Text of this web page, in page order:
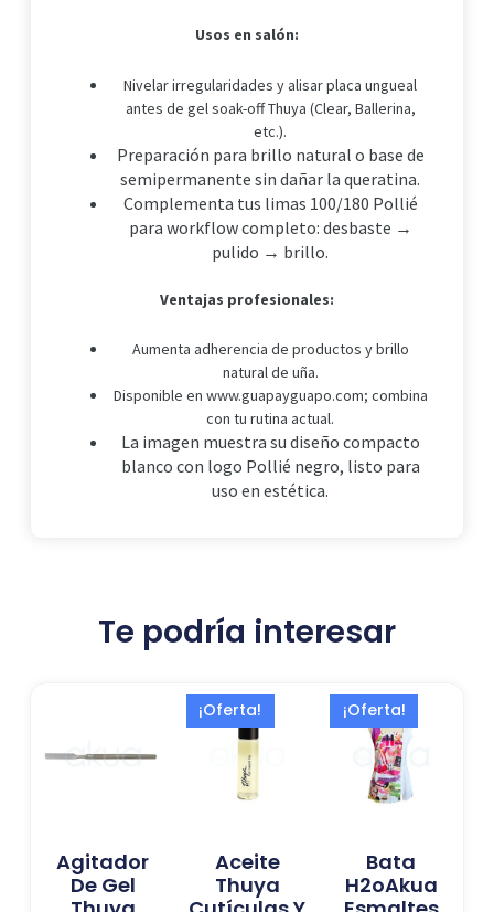
Usos en salón:
Nivelar irregularidades y alisar placa ungueal
antes de gel soak-off Thuya (Clear, Ballerina,
etc.).
Preparación para brillo natural o base de
semipermanente sin dañar la queratina.
Complementa tus limas 100/180 Pollié
para workflow completo: desbaste →
pulido → brillo.
Ventajas profesionales:
Aumenta adherencia de productos y brillo
natural de uña.
Disponible en www.guapayguapo.com; combina
con tu rutina actual.
La imagen muestra su diseño compacto
blanco con logo Pollié negro, listo para
uso en estética.
Te podría interesar
Agitador
De Gel
¡Oferta!
Aceite
Thuya
El
precio
original
era:
6,99 €.
precio
¡Oferta!
Bata
H2oAkua
El
precio
actual
es:
14,99 €.